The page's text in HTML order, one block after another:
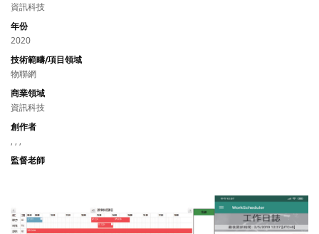
資訊科技
年份
2020
技術範疇/項目領域
物聯網
商業領域
資訊科技
創作者
, , ,
監督老師